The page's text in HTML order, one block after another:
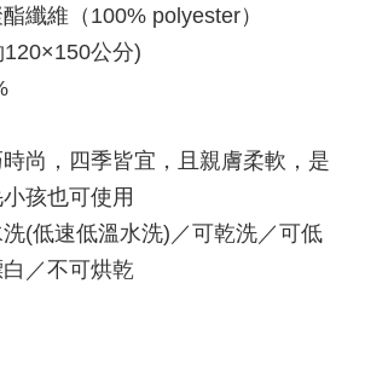
纖維（100% polyester）
公分)
尚，四季皆宜，且親膚柔軟，是
孩也可使用
(低速低溫水洗)／可乾洗／可低
／不可烘乾